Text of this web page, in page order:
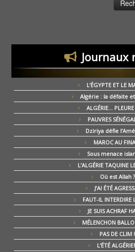
Journaux
L’ÉGYPTE ET LE
Algérie : la défaite
ALGÉRIE…
PAUVRES
Dziriya défie
MAROC AU
Sous menace
L’ALGÉRIE TAQUINE
Où est Allah ?
J’AI ÉTÉ
FAUT-IL INTERDIRE
JE SUIS ACHRAF
MÉLENCHON
PAS DE CLIM !
L’ÉTÉ